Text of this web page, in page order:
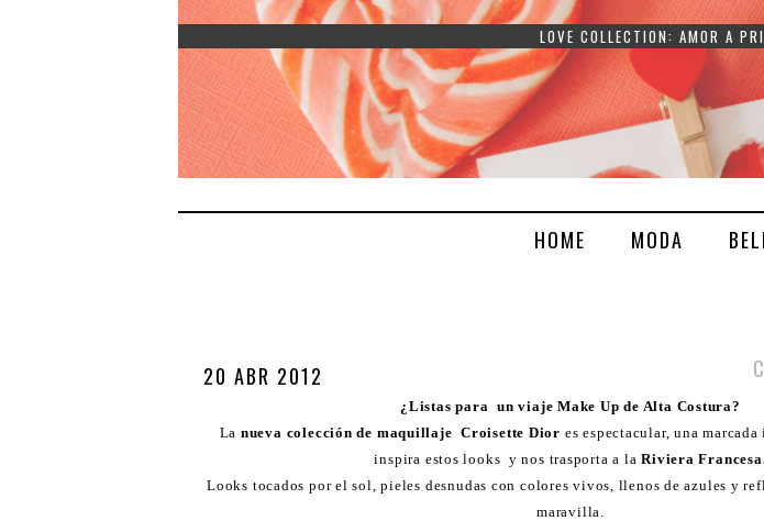
LOVE COLLECTION: AMOR A
HOME MODA
20 ABR 2012
¿Listas para un viaje Make Up de Alta Costura?
La nueva colección de maquillaje Croisette Dior es espectacular, una
inspira estos looks y nos trasporta a la Riviera
Looks tocados por el sol, pieles desnudas con colores vivos, llenos de azules y
maravilla.